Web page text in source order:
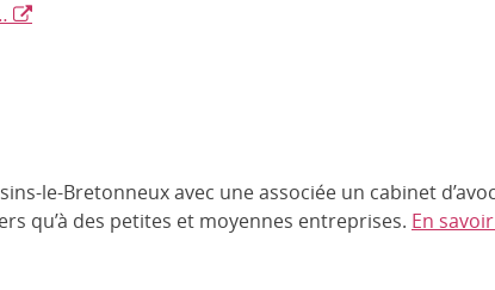
le-Bretonneux avec une associée un cabinet
qu’à des petites et moyennes entreprises. En